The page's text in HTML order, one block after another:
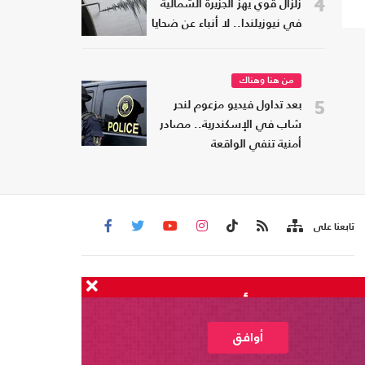
زلزال قوي يهز الجزيرة الشمالية
في نيوزيلندا.. لا أنباء عن ضحايا
5
من هنا وهناك
بعد تداول فيديو مزعوم لنحر
شاب في الإسكندرية.. مصادر
أمنية تنفي الواقعة
تابعنا على
من نحن
اتصل بنا
أوافق